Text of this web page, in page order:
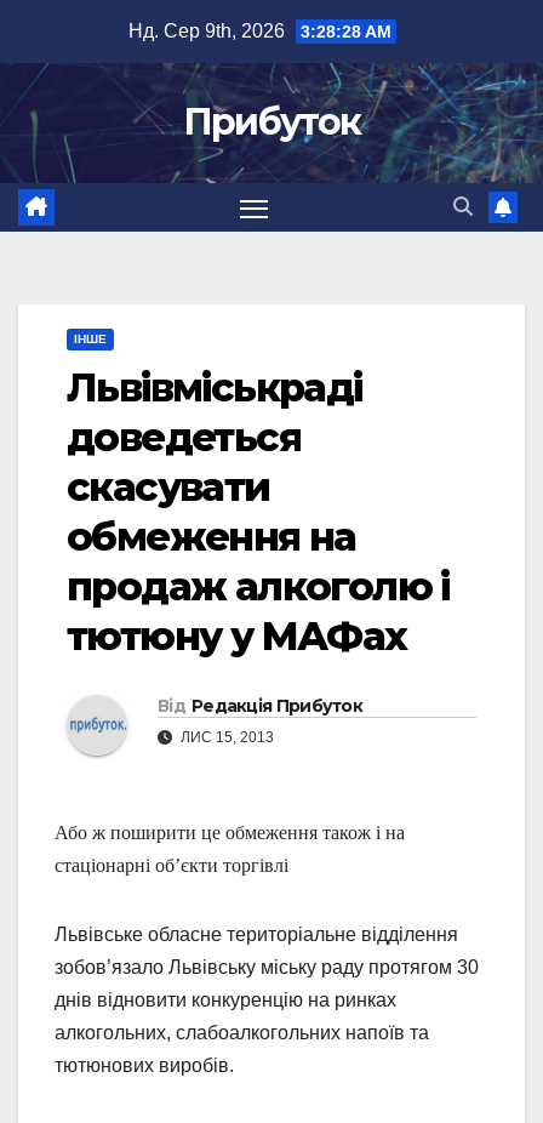
вмісту
Нд. Сер 9th, 2026 3:28:29 AM
Прибуток
ІНШЕ
Львівміськраді
доведеться
скасувати
обмеження на
продаж алкоголю і
тютюну у МАФах
Від Редакція Прибуток
ЛИС 15, 2013
Або ж поширити це обмеження також і на
стаціонарні об’єкти торгівлі
Львівське обласне територіальне відділення
зобов’язало Львівську міську раду протягом 30
днів відновити конкуренцію на ринках
алкогольних, слабоалкогольних напоїв та
тютюнових виробів.